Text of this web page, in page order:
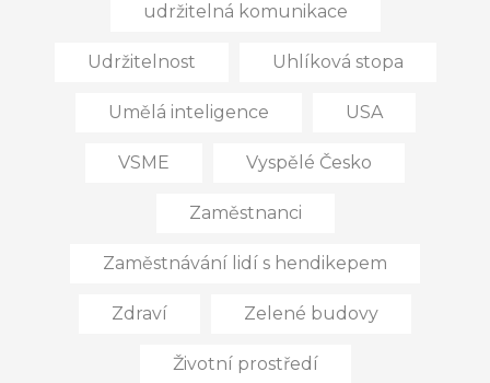
udržitelná komunikace
Udržitelnost Uhlíková stopa
Umělá inteligence USA
VSME Vyspělé Česko
Zaměstnanci
Zaměstnávání lidí s hendikepem
Zdraví Zelené budovy
Životní prostředí